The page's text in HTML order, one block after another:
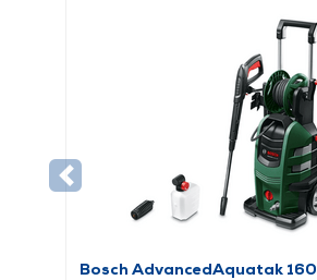
Bosch AdvancedAquatak 160